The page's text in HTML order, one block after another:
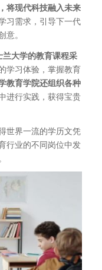
将现代科技融入未来
习需求，引导下一代
。
兰大学的教育课程采
学习体验，掌握教育
教育学院还组织各种
进行实践，获得宝贵
世界一流的学历文凭
行业的不同岗位中发